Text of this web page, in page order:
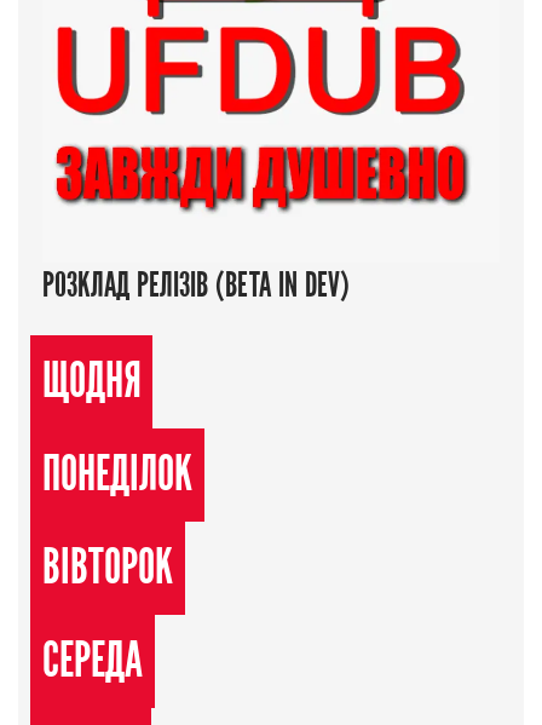
РОЗКЛАД РЕЛІЗІВ (BETA IN DEV)
ЩОДНЯ
ПОНЕДІЛОК
ВІВТОРОК
СЕРЕДА